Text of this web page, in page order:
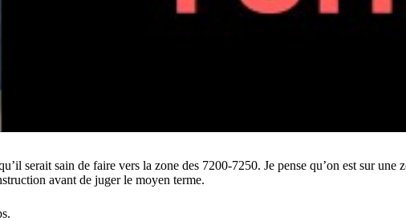
serait sain de faire vers la zone des 7200-7250. Je pense qu’on est sur une
avant de juger le moyen terme.